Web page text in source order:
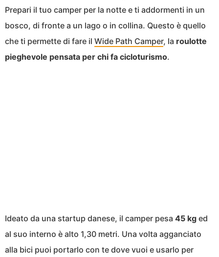
Prepari il tuo camper per la notte e ti addormenti in un
bosco, di fronte a un lago o in collina. Questo è quello
che ti permette di fare il Wide Path Camper, la roulotte
pieghevole pensata per chi fa cicloturismo.
Ideato da una startup danese, il camper pesa 45 kg ed
al suo interno è alto 1,30 metri. Una volta agganciato
alla bici puoi portarlo con te dove vuoi e usarlo per